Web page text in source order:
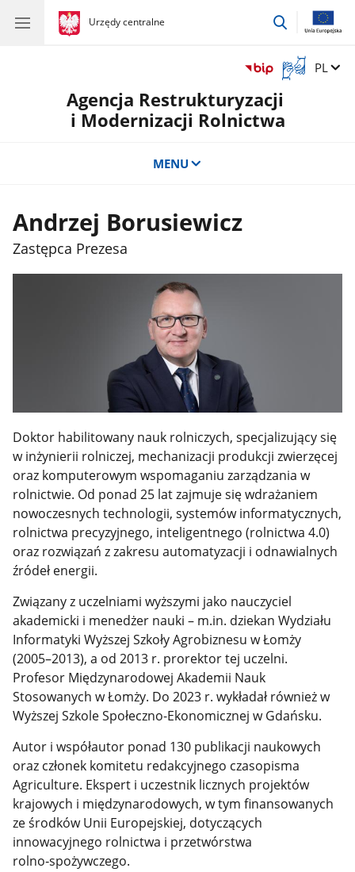
gov.pl
Urzędy centralne
gov.pl
Urzędy
przejdź
Otwórz
okno
z
tłumaczem
Zmień
PL
Agencja Restrukturyzacji
i Modernizacji Rolnictwa
MENU
Andrzej Borusiewicz
Zastępca Prezesa
Doktor habilitowany nauk rolniczych, specjalizujący się
w inżynierii rolniczej, mechanizacji produkcji zwierzęcej
oraz komputerowym wspomaganiu zarządzania w
rolnictwie. Od ponad 25 lat zajmuje się wdrażaniem
nowoczesnych technologii, systemów informatycznych,
rolnictwa precyzyjnego, inteligentnego (rolnictwa 4.0)
oraz rozwiązań z zakresu automatyzacji i odnawialnych
źródeł energii.
Związany z uczelniami wyższymi jako nauczyciel
akademicki i menedżer nauki – m.in. dziekan Wydziału
Informatyki Wyższej Szkoły Agrobiznesu w Łomży
(2005–2013), a od 2013 r. prorektor tej uczelni.
Profesor Międzynarodowej Akademii Nauk
Stosowanych w Łomży. Do 2023 r. wykładał również w
Wyższej Szkole Społeczno-Ekonomicznej w Gdańsku.
Autor i współautor ponad 130 publikacji naukowych
oraz członek komitetu redakcyjnego czasopisma
Agriculture. Ekspert i uczestnik licznych projektów
krajowych i międzynarodowych, w tym finansowanych
ze środków Unii Europejskiej, dotyczących
innowacyjnego rolnictwa i przetwórstwa
rolno‑spożywczego.